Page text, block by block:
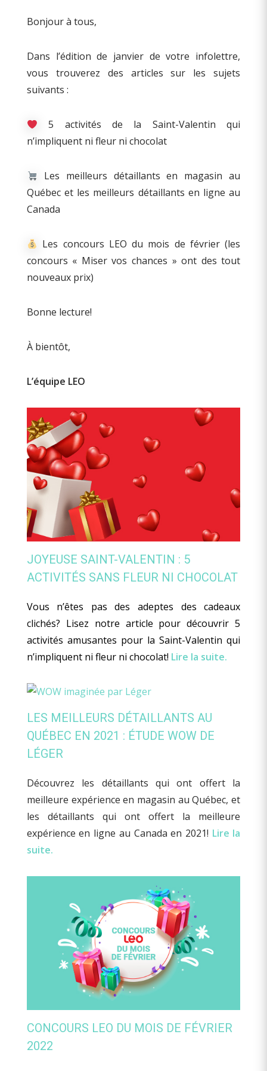
Bonjour à tous,
Dans l’édition de janvier de votre infolettre,
vous trouverez des articles sur les sujets
suivants :
5 activités de la Saint-Valentin qui
n’impliquent ni fleur ni chocolat
Les meilleurs détaillants en magasin au
Québec et les meilleurs détaillants en ligne au
Canada
Les concours LEO du mois de février (les
concours « Miser vos chances » ont des tout
nouveaux prix)
Bonne lecture!
À bientôt,
L’équipe LEO
JOYEUSE SAINT-VALENTIN : 5
ACTIVITÉS SANS FLEUR NI CHOCOLAT
Vous n’êtes pas des adeptes des cadeaux
clichés? Lisez notre article pour découvrir 5
activités amusantes pour la Saint-Valentin qui
n’impliquent ni fleur ni chocolat! Lire la suite.
LES MEILLEURS DÉTAILLANTS AU
QUÉBEC EN 2021 : ÉTUDE WOW DE
LÉGER
Découvrez les détaillants qui ont offert la
meilleure expérience en magasin au Québec, et
les détaillants qui ont offert la meilleure
expérience en ligne au Canada en 2021! Lire la
suite.
CONCOURS LEO DU MOIS DE FÉVRIER
2022